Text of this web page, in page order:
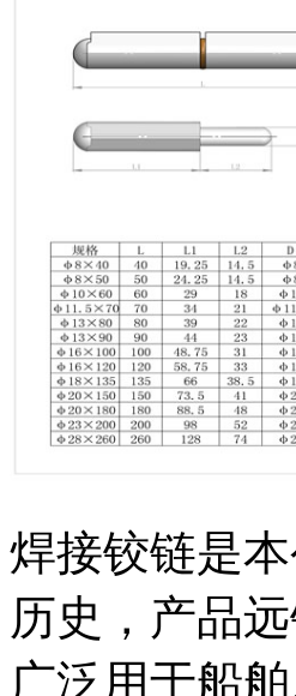
焊接铰链是
历史，产品
广泛用于船